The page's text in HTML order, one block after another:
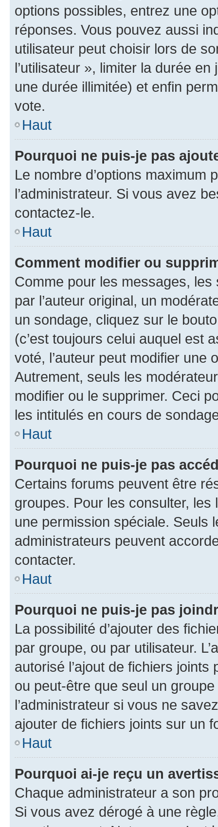
options possibles, entrez une
réponses. Vous pouvez aussi
utilisateur peut choisir lors de
l’utilisateur », limiter la durée
une durée illimitée) et enfin
vote.
Haut
Pourquoi ne puis-je pas
Le nombre d’options maximum
l’administrateur. Si vous avez
contactez-le.
Haut
Comment modifier ou
Comme pour les messages,
par l’auteur original, un
un sondage, cliquez sur le
(c’est toujours celui auquel est
voté, l’auteur peut modifier une
Autrement, seuls les
modifier ou le supprimer. Ceci
les intitulés en cours de
Haut
Pourquoi ne puis-je pas
Certains forums peuvent être
groupes. Pour les consulter,
une permission spéciale. Seuls
administrateurs peuvent
contacter.
Haut
Pourquoi ne puis-je pas
La possibilité d’ajouter des
par groupe, ou par utilisateur.
autorisé l’ajout de fichiers
ou peut-être que seul un
l’administrateur si vous ne
ajouter de fichiers joints sur un
Haut
Pourquoi ai-je reçu un
Chaque administrateur a son
Si vous avez dérogé à une